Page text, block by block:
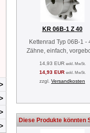
KR 06B-1 Z 40
Kettenrad Typ 06B-1 -
Zähne, einfach,
14,93 EUR exkl. MwSt.
14,93 EUR exkl. MwSt.
zzgl. Versandkosten
Diese Produkte könnten